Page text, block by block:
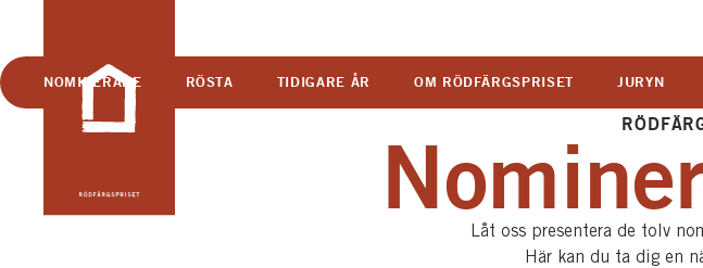
NOMINERADE RÖSTA TIDIGARE ÅR OM RÖDFÄRGSPRISET JURYN
Låt oss presentera de tolv
Här kan du ta dig en